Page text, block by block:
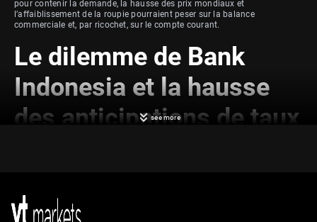
pour contenir la demande, la hausse des prix mondiaux et
l’affaiblissement de la roupie pourraient peser sur la balance
commerciale et, par ricochet, sur le compte courant.
Le dilemme de Bank
Indonesia et la hausse
des anticipations de taux
énergétiques suggèrent qu’une hausse des taux devient davantage
probable que simplement envisageable.
see more